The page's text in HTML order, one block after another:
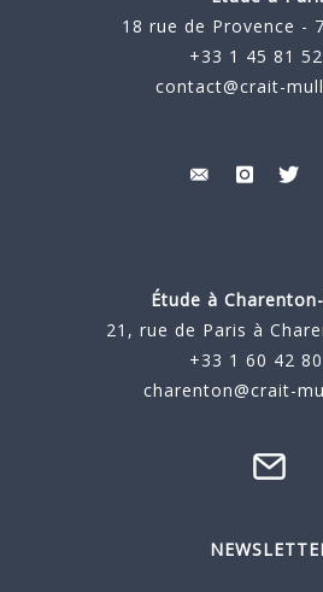
18 rue de Provence -
+33 1 45 81
contact@crait-
Étude à
21, rue de Paris à
+33 1 60 42
charenton@crait-